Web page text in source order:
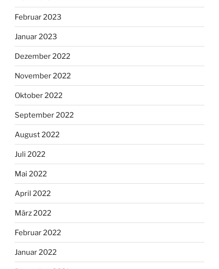
Februar 2023
Januar 2023
Dezember 2022
November 2022
Oktober 2022
September 2022
August 2022
Juli 2022
Mai 2022
April 2022
März 2022
Februar 2022
Januar 2022